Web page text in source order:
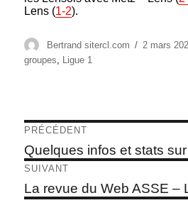
Lens (1-2).
Auteur
Bertrand sitercl.com
Publié
2 mars
groupes, Ligue 1
Navigation
de
l’article
PRÉCÉDENT
Article
précédent :
Quelques infos et stats
SUIVANT
Article
suivant :
La revue du Web ASSE –